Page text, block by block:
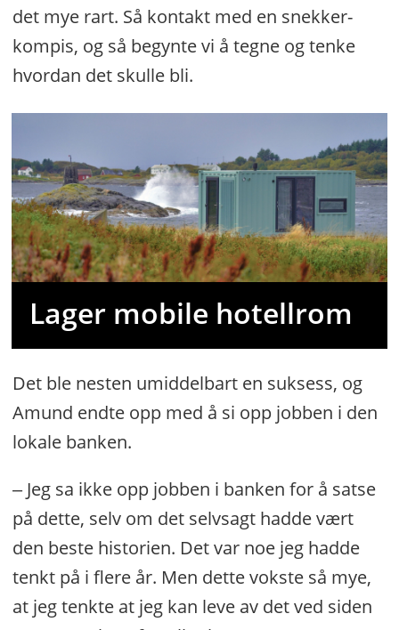
det mye rart. Så kontakt med en snekker-
kompis, og så begynte vi å tegne og tenke
hvordan det skulle bli.
Lager mobile hotellrom
Det ble nesten umiddelbart en suksess, og
Amund endte opp med å si opp jobben i den
lokale banken.
‒ Jeg sa ikke opp jobben i banken for å satse
på dette, selv om det selvsagt hadde vært
den beste historien. Det var noe jeg hadde
tenkt på i flere år. Men dette vokste så mye,
at jeg tenkte at jeg kan leve av det ved siden